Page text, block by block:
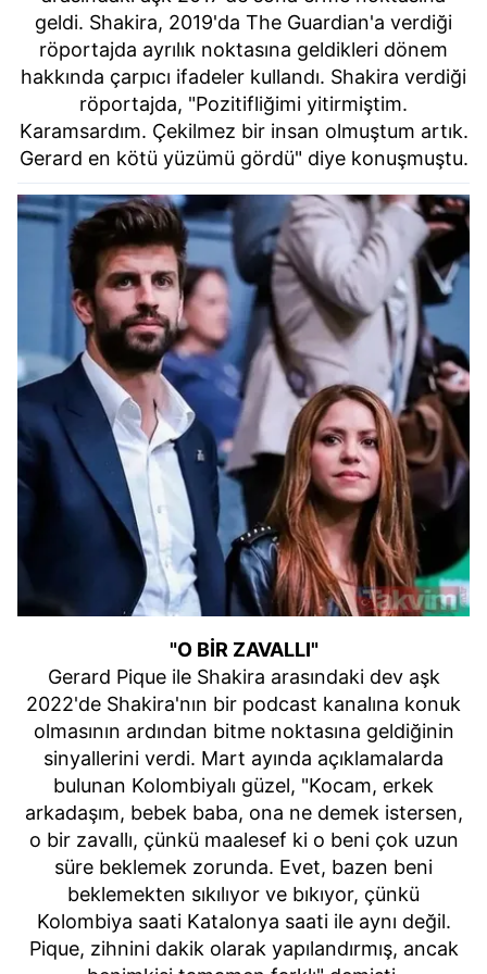
geldi. Shakira, 2019'da The Guardian'a verdiği
röportajda ayrılık noktasına geldikleri dönem
hakkında çarpıcı ifadeler kullandı. Shakira verdiği
röportajda, "Pozitifliğimi yitirmiştim.
Karamsardım. Çekilmez bir insan olmuştum artık.
Gerard en kötü yüzümü gördü" diye konuşmuştu.
"O BİR ZAVALLI"
Gerard Pique ile Shakira arasındaki dev aşk
2022'de Shakira'nın bir podcast kanalına konuk
olmasının ardından bitme noktasına geldiğinin
sinyallerini verdi. Mart ayında açıklamalarda
bulunan Kolombiyalı güzel, "Kocam, erkek
arkadaşım, bebek baba, ona ne demek istersen,
o bir zavallı, çünkü maalesef ki o beni çok uzun
süre beklemek zorunda. Evet, bazen beni
beklemekten sıkılıyor ve bıkıyor, çünkü
Kolombiya saati Katalonya saati ile aynı değil.
Pique, zihnini dakik olarak yapılandırmış, ancak